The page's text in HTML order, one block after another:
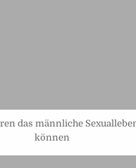
das männliche
können